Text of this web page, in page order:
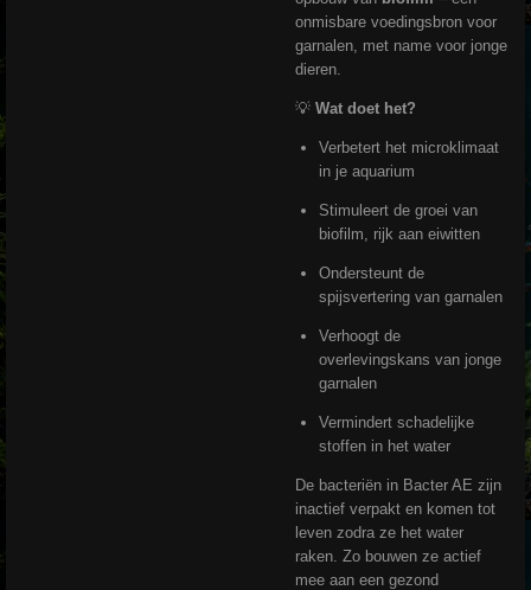
onmisbare voedingsbron voor
garnalen, met name voor jonge
dieren.
💡 Wat doet het?
Verbetert het microklimaat
in je aquarium
Stimuleert de groei van
biofilm, rijk aan eiwitten
Ondersteunt de
spijsvertering van garnalen
Verhoogt de
overlevingskans van jonge
garnalen
Vermindert schadelijke
stoffen in het water
De bacteriën in Bacter AE zijn
inactief verpakt en komen tot
leven zodra ze het water
raken. Zo bouwen ze actief
mee aan een gezond